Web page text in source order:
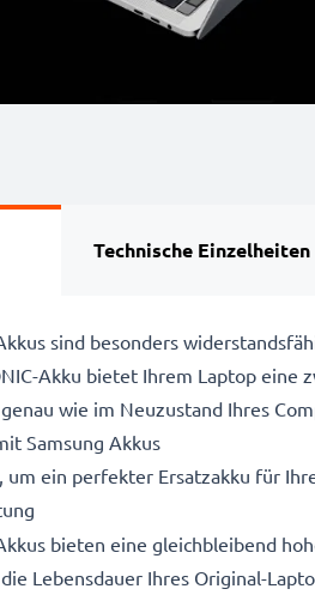
Technische Einzelheiten
sind besonders
Akku bietet Ihrem Laptop
wie im Neuzustand Ihres
Samsung Akkus
ein perfekter Ersatzakku für
bieten eine gleichbleibend
Lebensdauer Ihres Original-